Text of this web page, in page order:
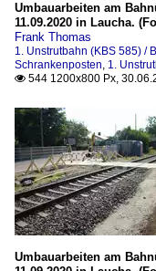
Umbauarbeiten am
11.09.2020 in Laucha.
Frank Thomas
1. Unstrutbahn (KBS 585) /
Schrankenposten, 1.
 544 1200x800 Px,
Umbauarbeiten am